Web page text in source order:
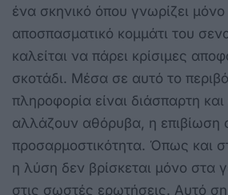
ένα σκηνικό όπου γνωρίζει μόνο
αποσπασματικό κομμάτι του
καλείται να πάρει κρίσιμες
σκοτάδι. Μέσα σε αυτό το
πληροφορία είναι διάσπαρτη
αλλάζουν αθόρυβα, η επιβίωση
προσαρμοστικότητα. Όπως και
η λύση δεν βρίσκεται μόνο στα
στις σωστές ερωτήσεις. Αυτό